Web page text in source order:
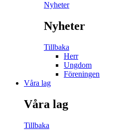
Nyheter
Nyheter
Tillbaka
Herr
Ungdom
Föreningen
Våra lag
Våra lag
Tillbaka